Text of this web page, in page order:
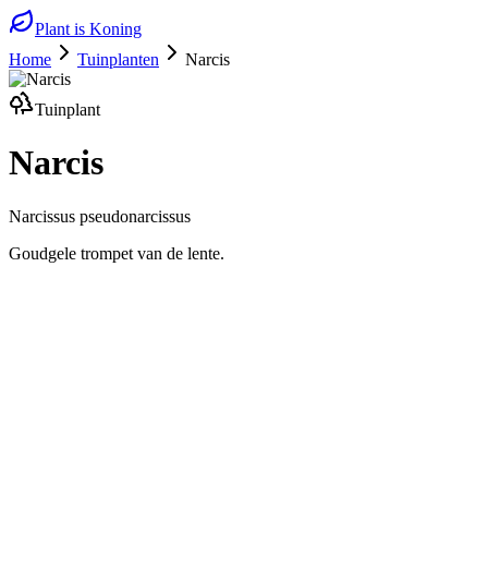
Plant is Koning
Home
Tuinplanten Narcis
Tuinplant
Narcis
Narcissus pseudonarcissus
Goudgele trompet van de lente.